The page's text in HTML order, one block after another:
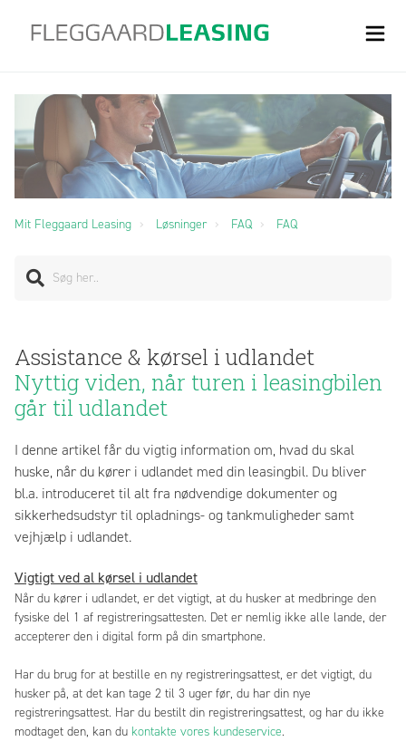
Mit Fleggaard Leasing Løsninger FAQ FAQ
Assistance & kørsel i udlandet
Nyttig viden, når turen i leasingbilen
går til udlandet
I denne artikel får du vigtig information om, hvad du skal
huske, når du kører i udlandet med din leasingbil. Du bliver
bl.a. introduceret til alt fra nødvendige dokumenter og
sikkerhedsudstyr til opladnings- og tankmuligheder samt
vejhjælp i udlandet.
Vigtigt ved al kørsel i udlandet
Når du kører i udlandet, er det vigtigt, at du husker at medbringe den
fysiske del 1 af registreringsattesten. Det er nemlig ikke alle lande, der
accepterer den i digital form på din smartphone.
Har du brug for at bestille en ny registreringsattest, er det vigtigt, du
husker på, at det kan tage 2 til 3 uger før, du har din nye
registreringsattest. Har du bestilt din registreringsattest, og har du ikke
modtaget den, kan du kontakte vores kundeservice.